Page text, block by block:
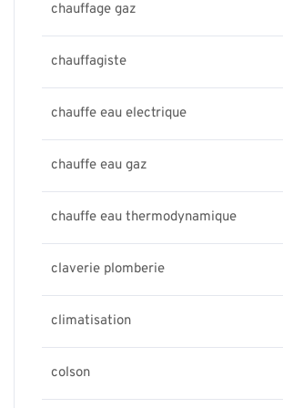
chauffage gaz
chauffagiste
chauffe eau electrique
chauffe eau gaz
chauffe eau thermodynamique
claverie plomberie
climatisation
colson